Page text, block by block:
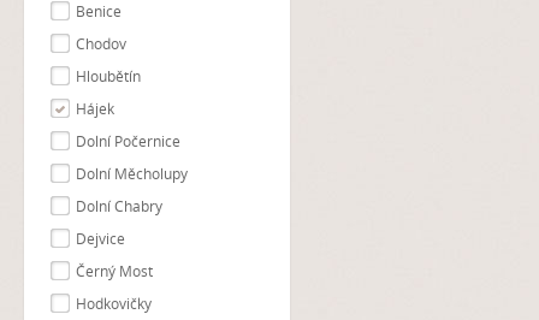
Benice
Chodov
Hloubětín
Hájek
Dolní Počernice
Dolní Měcholupy
Dolní Chabry
Dejvice
Černý Most
Hodkovičky